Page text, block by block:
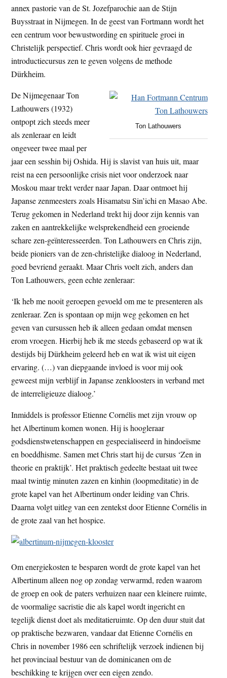
annex pastorie van de St. Jozefparochie aan de Stijn
Buysstraat in Nijmegen. In de geest van Fortmann wordt het
een centrum voor bewustwording en spirituele groei in
Christelijk perspectief. Chris wordt ook hier gevraagd de
introductiecursus zen te geven volgens de methode
Dürkheim.
Ton Lathouwers
De Nijmegenaar Ton
Lathouwers (1932)
ontpopt zich steeds meer
als zenleraar en leidt
ongeveer twee maal per
jaar een sesshin bij Oshida. Hij is slavist van huis uit, maar
reist na een persoonlijke crisis niet voor onderzoek naar
Moskou maar trekt verder naar Japan. Daar ontmoet hij
Japanse zenmeesters zoals Hisamatsu Sin’ichi en Masao Abe.
Terug gekomen in Nederland trekt hij door zijn kennis van
zaken en aantrekkelijke welsprekendheid een groeiende
schare zen-geïnteresseerden. Ton Lathouwers en Chris zijn,
beide pioniers van de zen-christelijke dialoog in Nederland,
goed bevriend geraakt. Maar Chris voelt zich, anders dan
Ton Lathouwers, geen echte zenleraar:
‘Ik heb me nooit geroepen gevoeld om me te presenteren als
zenleraar. Zen is spontaan op mijn weg gekomen en het
geven van cursussen heb ik alleen gedaan omdat mensen
erom vroegen. Hierbij heb ik me steeds gebaseerd op wat ik
destijds bij Dürkheim geleerd heb en wat ik wist uit eigen
ervaring. (…) van diepgaande invloed is voor mij ook
geweest mijn verblijf in Japanse zenkloosters in verband met
de interreligieuze dialoog.’
Inmiddels is professor Etienne Cornélis met zijn vrouw op
het Albertinum komen wonen. Hij is hoogleraar
godsdienstwetenschappen en gespecialiseerd in hindoeïsme
en boeddhisme. Samen met Chris start hij de cursus ‘Zen in
theorie en praktijk’. Het praktisch gedeelte bestaat uit twee
maal twintig minuten zazen en kinhin (loopmeditatie) in de
grote kapel van het Albertinum onder leiding van Chris.
Daarna volgt uitleg van een zentekst door Etienne Cornélis in
de grote zaal van het hospice.
Om energiekosten te besparen wordt de grote kapel van het
Albertinum alleen nog op zondag verwarmd, reden waarom
de groep en ook de paters verhuizen naar een kleinere ruimte,
de voormalige sacristie die als kapel wordt ingericht en
tegelijk dienst doet als meditatieruimte. Op den duur stuit dat
op praktische bezwaren, vandaar dat Etienne Cornélis en
Chris in november 1986 een schriftelijk verzoek indienen bij
het provinciaal bestuur van de dominicanen om de
beschikking te krijgen over een eigen zendo.